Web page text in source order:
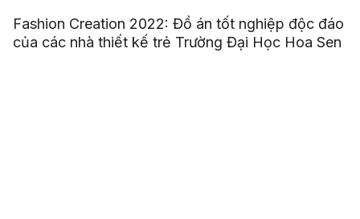
Fashion Creation 2022: Đồ án tốt nghiệp độc đáo
của các nhà thiết kế trẻ Trường Đại Học Hoa Sen